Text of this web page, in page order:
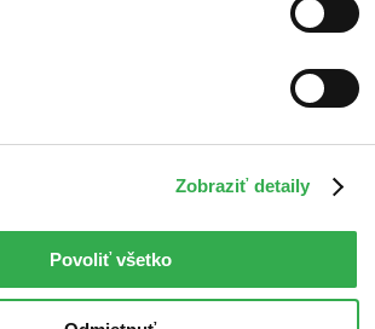
Zobraziť detaily
Povoliť všetko